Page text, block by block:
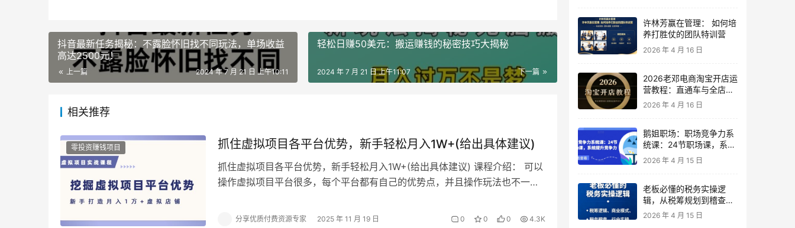
抖音最新任务揭秘：不露脸怀旧找不同玩法，单场收益
高达2500元！
上一篇 2024 年 7 月 21 日 上午10:11
轻松日赚50美元：搬运赚钱的秘密技巧大揭秘
下一篇
2024 年 7 月 21 日 上午11:07
相关推荐
零投资赚钱项目 抓住虚拟项目各平台优势，新手轻松月入1W+(给出具体建议)
抓住虚拟项目各平台优势，新手轻松月入1W+(给出具体建议) 课程介绍： 可以
操作虚拟项目平台很多，每个平台都有自己的优势点，并且操作玩法也不一
分享优质付费资源专家 2025 年 11 月 19 日 0 0 0 4.3K
许林芳赢在管理： 如何培
养打胜仗的团队特训营
2026 年 4 月 16 日
2026老邓电商淘宝开店运
营教程：直通车与全店推
广系统课
2026 年 4 月 16 日
鹅姐职场：职场竞争力系
统课：24节职场课，系统
提升竞争力
2026 年 4 月 15 日
老板必懂的税务实操逻
辑，从税筹规划到稽查应
对，为企业稳健增长保驾
2026 年 4 月 15 日